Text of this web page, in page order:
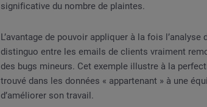
significative du nombre de plaintes.
L’avantage de pouvoir appliquer à la fois
distinguo entre les emails de clients vraiment
des bugs mineurs. Cet exemple illustre à la
trouvé dans les données « appartenant » à une
d’améliorer son travail.